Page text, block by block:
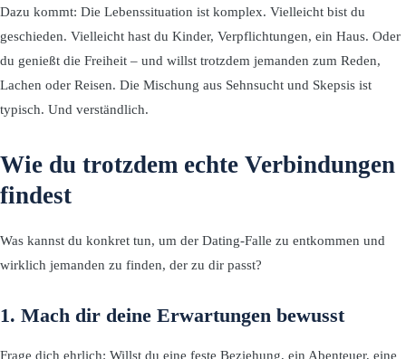
Dazu kommt: Die Lebenssituation ist komplex. Vielleicht bist du
geschieden. Vielleicht hast du Kinder, Verpflichtungen, ein Haus. Oder
du genießt die Freiheit – und willst trotzdem jemanden zum Reden,
Lachen oder Reisen. Die Mischung aus Sehnsucht und Skepsis ist
typisch. Und verständlich.
Wie du trotzdem echte Verbindungen
findest
Was kannst du konkret tun, um der Dating-Falle zu entkommen und
wirklich jemanden zu finden, der zu dir passt?
1. Mach dir deine Erwartungen bewusst
Frage dich ehrlich: Willst du eine feste Beziehung, ein Abenteuer, eine